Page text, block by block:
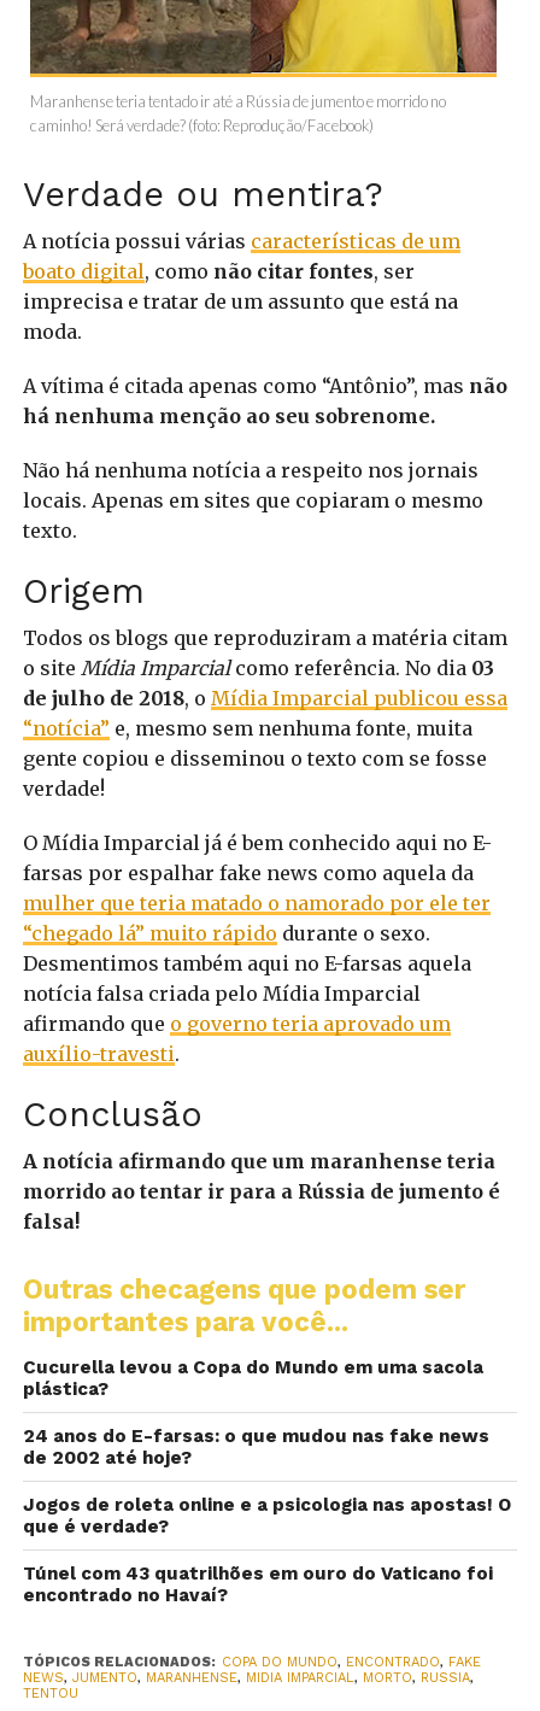
Maranhense teria tentado ir até a Rússia de jumento e morrido no
caminho! Será verdade? (foto: Reprodução/Facebook)
Verdade ou mentira?
A notícia possui várias características de um
boato digital, como não citar fontes, ser
imprecisa e tratar de um assunto que está na
moda.
A vítima é citada apenas como “Antônio”, mas não
há nenhuma menção ao seu sobrenome.
Não há nenhuma notícia a respeito nos jornais
locais. Apenas em sites que copiaram o mesmo
texto.
Origem
Todos os blogs que reproduziram a matéria citam
o site Mídia Imparcialcomo referência. No dia 03
de julho de 2018, o Mídia Imparcial publicou essa
“notícia” e, mesmo sem nenhuma fonte, muita
gente copiou e disseminou o texto com se fosse
verdade!
O Mídia Imparcial já é bem conhecido aqui no E-
farsas por espalhar fake news como aquela da
mulher que teria matado o namorado por ele ter
“chegado lá” muito rápido durante o sexo.
Desmentimos também aqui no E-farsas aquela
notícia falsa criada pelo Mídia Imparcial
afirmando que o governo teria aprovado um
auxílio-travesti.
Conclusão
A notícia afirmando que um maranhense teria
morrido ao tentar ir para a Rússia de jumento é
falsa!
Outras checagens que podem ser
importantes para você...
Cucurella levou a Copa do Mundo em uma sacola
plástica?
24 anos do E-farsas: o que mudou nas fake news
de 2002 até hoje?
Jogos de roleta online e a psicologia nas apostas! O
que é verdade?
Túnel com 43 quatrilhões em ouro do Vaticano foi
encontrado no Havaí?
TÓPICOS RELACIONADOS: COPA DO MUNDO, ENCONTRADO, FAKE
NEWS, JUMENTO, MARANHENSE, MIDIA IMPARCIAL, MORTO, RUSSIA,
TENTOU